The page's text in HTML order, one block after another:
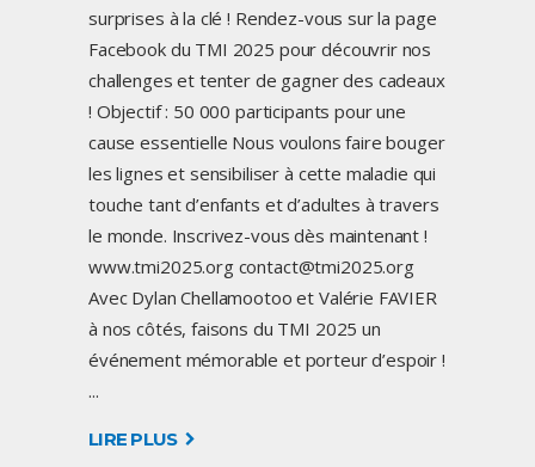
surprises à la clé ! Rendez-vous sur la page
Facebook du TMI 2025 pour découvrir nos
challenges et tenter de gagner des cadeaux
! Objectif : 50 000 participants pour une
cause essentielle Nous voulons faire bouger
les lignes et sensibiliser à cette maladie qui
touche tant d’enfants et d’adultes à travers
le monde. Inscrivez-vous dès maintenant !
www.tmi2025.org contact@tmi2025.org
Avec Dylan Chellamootoo et Valérie FAVIER
à nos côtés, faisons du TMI 2025 un
événement mémorable et porteur d’espoir !
LIRE PLUS